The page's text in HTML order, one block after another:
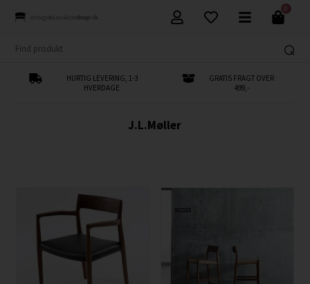
0
HURTIG LEVERING, 1-3
HVERDAGE
GRATIS FRAGT OVER
499,-
J.L.Møller